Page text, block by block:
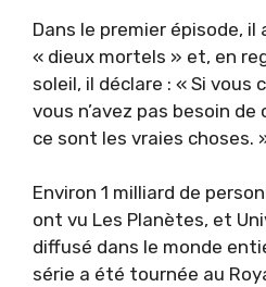
Dans le premier épisode,
« dieux mortels » et, en
soleil, il déclare : « Si vous
vous n’avez pas besoin
ce sont les vraies choses.
Environ 1 milliard de
ont vu Les Planètes, et
diffusé dans le monde
série a été tournée au